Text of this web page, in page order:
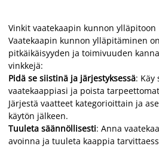
Vinkit vaatekaapin kunnon ylläpitoon
Vaatekaapin kunnon ylläpitäminen
pitkäikäisyyden ja toimivuuden
vinkkejä:
Pidä se siistinä ja järjestyksessä: Käy
vaatekaappiasi ja poista
Järjestä vaatteet kategorioittain ja
käytön jälkeen.
Tuuleta säännöllisesti: Anna
avoinna ja tuuleta kaappia